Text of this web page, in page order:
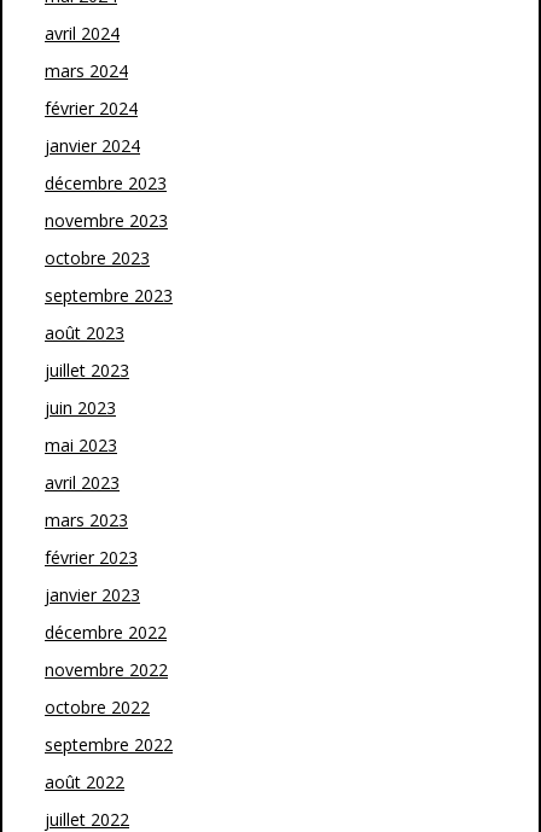
avril 2024
mars 2024
février 2024
janvier 2024
décembre 2023
novembre 2023
octobre 2023
septembre 2023
août 2023
juillet 2023
juin 2023
mai 2023
avril 2023
mars 2023
février 2023
janvier 2023
décembre 2022
novembre 2022
octobre 2022
septembre 2022
août 2022
juillet 2022